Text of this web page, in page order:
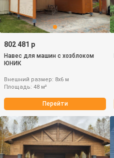
802 481 р
Навес для машин с хозблоком
ЮНИК
Внешний размер: 8х6 м
Площадь: 48 м²
Перейти